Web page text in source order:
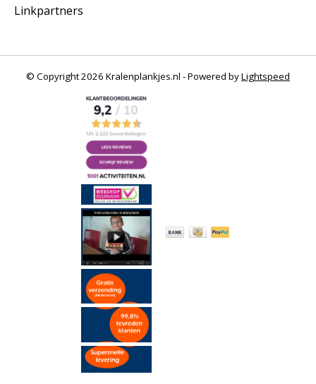
Linkpartners
© Copyright 2026 Kralenplankjes.nl - Powered byLightspeed